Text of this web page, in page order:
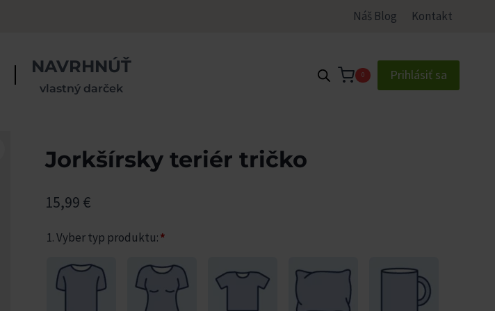
Náš Blog Kontakt
NAVRHNÚŤ
vlastný darček
0 Prihlásiť sa
Jorkšírsky teriér tričko
15,99 €
1. Vyber typ produktu:*